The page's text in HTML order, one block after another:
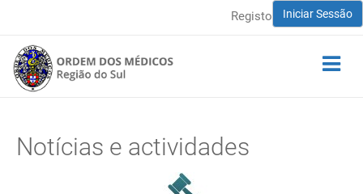
Iniciar Sessão
Registo
Notícias e actividades